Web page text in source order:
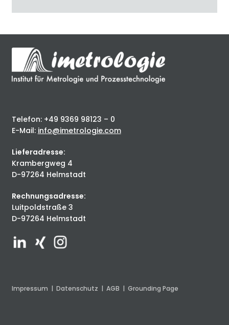
Telefon: +49 9369 98123 – 0
E-Mail: info@imetrologie.com
Lieferadresse:
Krambergweg 4
D-97264 Helmstadt
Rechnungsadresse:
Luitpoldstraße 3
D-97264 Helmstadt
Impressum | Datenschutz | AGB | Grounding Page